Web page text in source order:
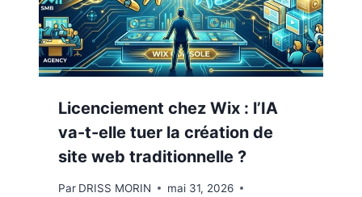
Licenciement chez Wix : l’IA
va-t-elle tuer la création de
site web traditionnelle ?
Par DRISS MORIN
mai 31, 2026